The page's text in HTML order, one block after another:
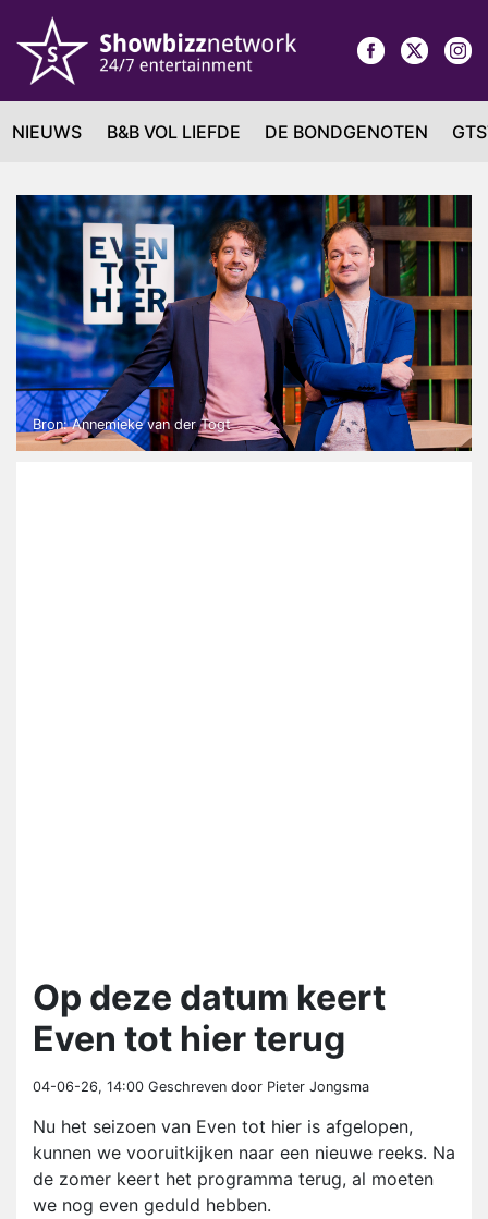
NIEUWS B&B VOL LIEFDE DE BONDGENOTEN
Bron: Annemieke van der Togt
Op deze datum keert
Even tot hier terug
04-06-26, 14:00 Geschreven door Pieter Jongsma
Nu het seizoen van Even tot hier is afgelopen,
kunnen we vooruitkijken naar een nieuwe reeks. Na
de zomer keert het programma terug, al moeten
we nog even geduld hebben.